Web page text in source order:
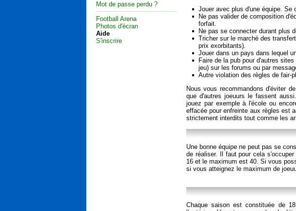
Mot de passe perdu ?
Football Arena
Photos d'écran
Aide
S'inscrire
Jouer avec plus d'une équipe. Se
Ne pas valider de composition
forfait.
Ne pas se connecter durant plus
Tricher sur le marché des
prix exorbitants).
Jouer dans un pays dans lequel
Faire de la pub pour d'autres
jeu) sur les forums ou par
Autre violation des règles de fair-
Nous vous recommandons d'éviter
que d'autres joeuurs le fassent
jouez par exemple à l'école ou
effacée pour enfreinte aux règles est
strictement interdits tout comme les
Une bonne équipe ne peut pas se
de réaliser. Il faut pour cela
16 et le maximum est 40. Si vous
si vous atteignez le maximum de
Chaque saison est constituée de